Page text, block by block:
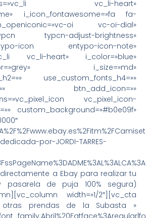
vc_li-heart»
i_icon_fontawesome=»fa fa-
oi vc-oi-dial»
typcn-adjust-brightness»
icon entypo-icon-note»
vc_li-heart» i_color=»blue»
i_size=»md»
use_custom_fonts_h4=»»
btn_add_icon=»»
vc_pixel_icon-
custom_background=»#b0e09f»
por-JORDI-TARRES-
a Ebay para realizar tu
de puja 100% segura)
width=»1/2″][vc_cta
otras prendas de la Subasta »